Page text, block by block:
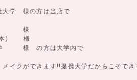
大学 様の方は当店で
様
本) 様
学 様 の方は大学内で
メイクができます!!提携大学だからこそで